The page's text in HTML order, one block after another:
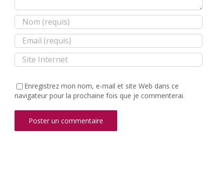
Enregistrez mon nom, e-mail et site Web dans ce
navigateur pour la prochaine fois que je commenterai.